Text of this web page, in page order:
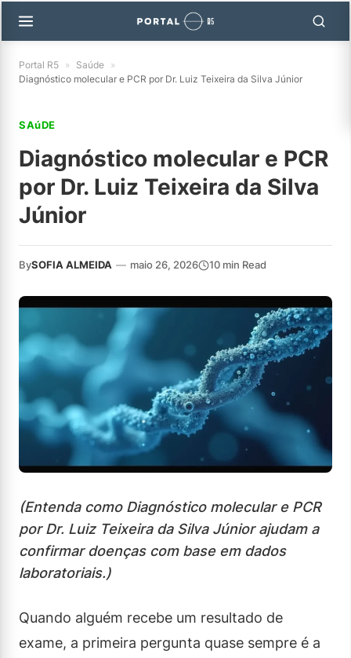
Portal R5 » Saúde »
Diagnóstico molecular e PCR por Dr. Luiz Teixeira da Silva Júnior
SAúDE
Diagnóstico molecular e PCR
por Dr. Luiz Teixeira da Silva
Júnior
BySOFIA ALMEIDA — maio 26, 2026 10 min Read
(Entenda como Diagnóstico molecular e PCR
por Dr. Luiz Teixeira da Silva Júnior ajudam a
confirmar doenças com base em dados
laboratoriais.)
Quando alguém recebe um resultado de
exame, a primeira pergunta quase sempre é a